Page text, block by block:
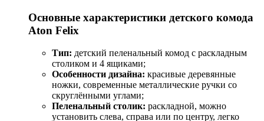
Основные характеристики детского комода
Aton Felix
Тип: детский пеленальный комод с раскладным
столиком и 4 ящиками;
Особенности дизайна: красивые деревянные
ножки, современные металлические ручки со
скруглёнными углами;
Пеленальный столик: раскладной, можно
установить слева, справа или по центру, легко